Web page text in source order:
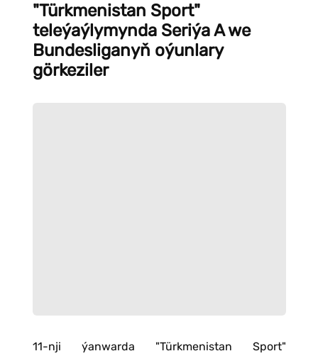
"Türkmenistan Sport"
teleýaýlymynda Seriýa A we
Bundesliganyň oýunlary
görkeziler
11-nji ýanwarda "Türkmenistan Sport"